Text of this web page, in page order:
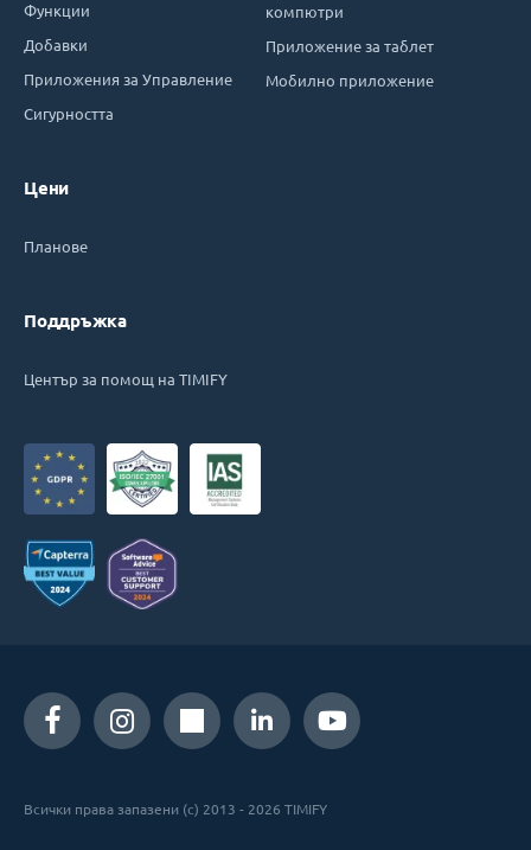
Функции
Добавки
Приложения за Управление
Сигурността
Цени
Планове
Поддръжка
Център за помощ на TIMIFY
компютри
Приложение за таблет
Мобилно приложение
Всички права запазени (c) 2013 - 2026 TIMIFY